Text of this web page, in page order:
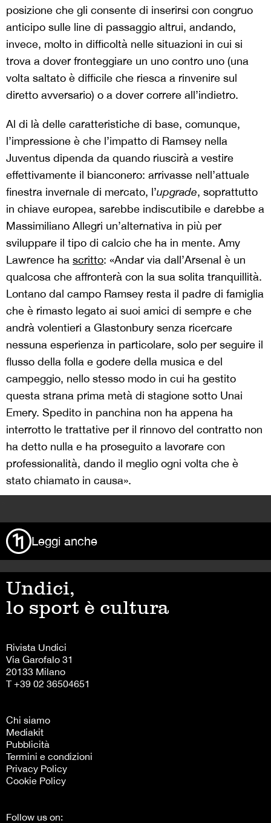
posizione che gli consente di inserirsi con congruo
anticipo sulle line di passaggio altrui, andando,
invece, molto in difficoltà nelle situazioni in cui si
trova a dover fronteggiare un uno contro uno (una
volta saltato è difficile che riesca a rinvenire sul
diretto avversario) o a dover correre all’indietro.
Al di là delle caratteristiche di base, comunque,
l’impressione è che l’impatto di Ramsey nella
Juventus dipenda da quando riuscirà a vestire
effettivamente il bianconero: arrivasse nell’attuale
finestra invernale di mercato, l’upgrade, soprattutto
in chiave europea, sarebbe indiscutibile e darebbe a
Massimiliano Allegri un’alternativa in più per
sviluppare il tipo di calcio che ha in mente. Amy
Lawrence ha scritto: «Andar via dall’Arsenal è un
qualcosa che affronterà con la sua solita tranquillità.
Lontano dal campo Ramsey resta il padre di famiglia
che è rimasto legato ai suoi amici di sempre e che
andrà volentieri a Glastonbury senza ricercare
nessuna esperienza in particolare, solo per seguire il
flusso della folla e godere della musica e del
campeggio, nello stesso modo in cui ha gestito
questa strana prima metà di stagione sotto Unai
Emery. Spedito in panchina non ha appena ha
interrotto le trattative per il rinnovo del contratto non
ha detto nulla e ha proseguito a lavorare con
professionalità, dando il meglio ogni volta che è
stato chiamato in causa».
Leggi anche
Undici,
lo sport è cultura
Rivista Undici
Via Garofalo 31
20133 Milano
T +39 02 36504651
Chi siamo
Mediakit
Pubblicità
Termini e condizioni
Privacy Policy
Cookie Policy
Follow us on: